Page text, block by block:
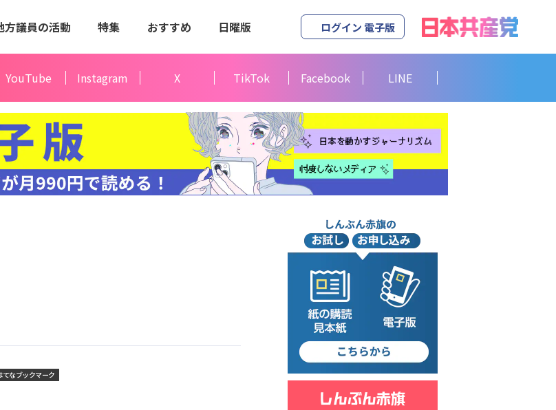
方議員の活動 特集 おすすめ 日曜版 ログイン 電子版
YouTube Instagram X TikTok Facebook LINE
てなブックマーク